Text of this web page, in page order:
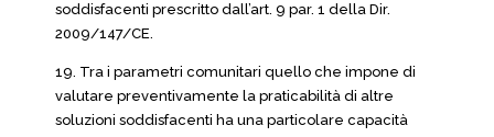
soddisfacenti prescritto dall’art. 9 par. 1 della Dir.
2009/147/CE.
19. Tra i parametri comunitari quello che impone di
valutare preventivamente la praticabilità di altre
soluzioni soddisfacenti ha una particolare capacità